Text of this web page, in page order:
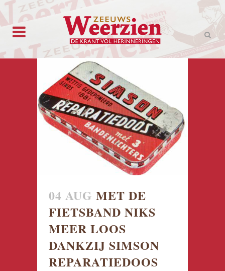
04 AUG MET DE
FIETSBAND NIKS
MEER LOOS
DANKZIJ SIMSON
REPARATIEDOOS